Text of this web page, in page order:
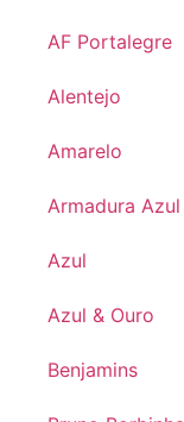
AF Portalegre
Alentejo
Amarelo
Armadura
Azul
Azul & Ouro
Benjamins